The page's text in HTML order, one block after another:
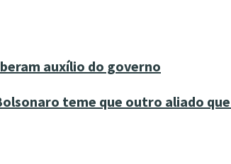
auxílio do governo
teme que outro aliado